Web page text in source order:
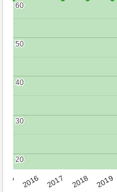
2016 2017 2018 2019
20
20
30
30
40
40
50
50
60
60